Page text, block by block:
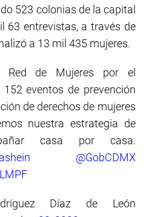
523 colonias de la capital
63 entrevistas, a través de
a 13 mil 435 mujeres.
Red de Mujeres por el
eventos de prevención
de derechos de mujeres
nuestra estrategia de
casa por casa.
@GobCDMX
Díaz de León